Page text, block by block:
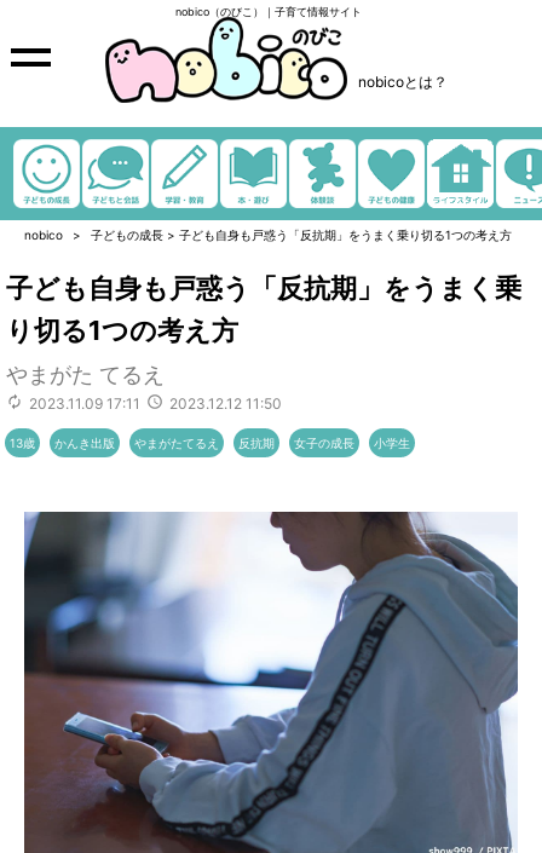
nobico（のびこ）｜子育て情報サイト
nobicoとは？
nobico 子どもの成長 > 子ども自身も戸惑う「反抗期」をうまく乗り切る1つの考え方
子ども自身も戸惑う「反抗期」をうまく乗
り切る1つの考え方
やまがた てるえ
2023.11.09 17:11 2023.12.12 11:50
13歳 かんき出版 やまがたてるえ 反抗期 女子の成長 小学生